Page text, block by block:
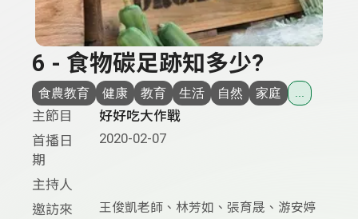
6 - 食物碳足跡知多少?
食農教育 健康 教育 生活 自然 家庭 ...
主節目
好好吃大作戰
首播日
期
2020-02-07
主持人
邀訪來
王俊凱老師、林芳如、張育晟、游安婷